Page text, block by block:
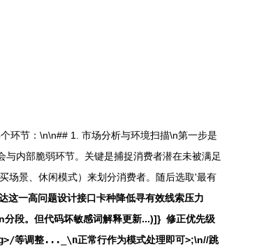
环节：\n\n## 1. 市场分析与环境扫描\n第一步是
内部脆弱环节。关键是捕捉消费者潜在未被满足
场景、休闲模式）来划分消费者。随后选取'最有
这一高问题设计接口卡种降低寻有效线索压力
段。但代码坏敏感词解释更新...)]}修正优先级
等调整..._\n正常行作为模式处理即可>;\n//跳